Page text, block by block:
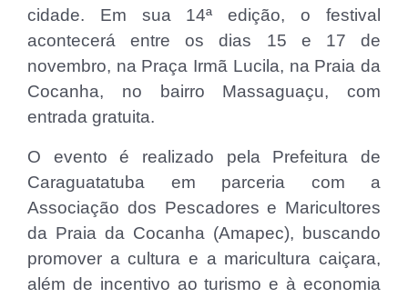
cidade. Em sua 14ª edição, o festival
acontecerá entre os dias 15 e 17 de
novembro, na Praça Irmã Lucila, na Praia da
Cocanha, no bairro Massaguaçu, com
entrada gratuita.
O evento é realizado pela Prefeitura de
Caraguatatuba em parceria com a
Associação dos Pescadores e Maricultores
da Praia da Cocanha (Amapec), buscando
promover a cultura e a maricultura caiçara,
além de incentivo ao turismo e à economia